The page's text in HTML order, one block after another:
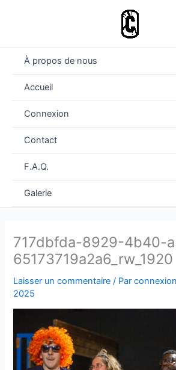
À propos de nous
Accueil
Connexion
Contact
F.A.Q.
Galerie
717dbfda-8929-4b40-
65173719a2a6_rw_1920
Laisser un commentaire / Par
2025